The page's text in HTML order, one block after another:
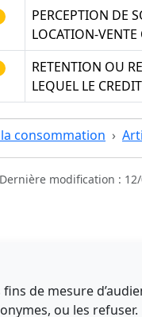
PERCEPTION DE
LOCATION-
RETENTION OU
LEQUEL LE
consommation
Dernière modification :
de mesure
ou les refuser.